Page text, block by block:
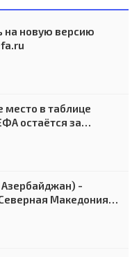
на новую версию
место в таблице
остаётся за
Азербайджан) -
Македония) -